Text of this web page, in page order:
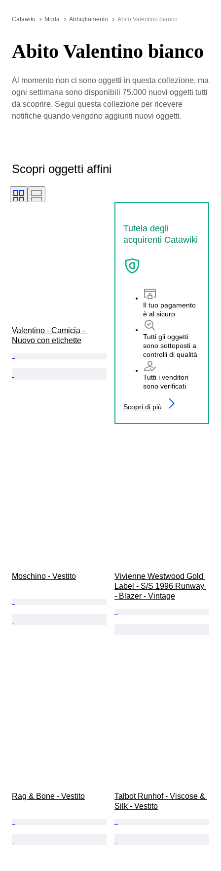
Catawiki Moda Abbigliamento Abito Valentino bianco
Abito Valentino bianco
Al momento non ci sono oggetti in questa collezione, ma
ogni settimana sono disponibili 75.000 nuovi oggetti tutti
da scoprire. Segui questa collezione per ricevere
notifiche quando vengono aggiunti nuovi oggetti.
Scopri oggetti affini
Tutela degli
acquirenti Catawiki
Il tuo pagamento
è al sicuro
Tutti gli oggetti
sono sottoposti a
controlli di qualità
Tutti i venditori
sono verificati
Scopri di più
Valentino - Camicia -
Nuovo con etichette
Moschino - Vestito
Vivienne Westwood Gold
Label - S/S 1996 Runway
- Blazer - Vintage
Rag & Bone - Vestito
Talbot Runhof - Viscose &
Silk - Vestito